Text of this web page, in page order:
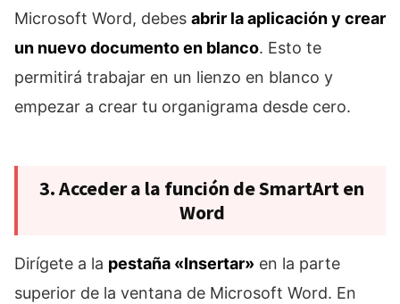
Microsoft Word, debes abrir la aplicación y crear
un nuevo documento en blanco. Esto te
permitirá trabajar en un lienzo en blanco y
empezar a crear tu organigrama desde cero.
3. Acceder a la función de SmartArt en
Word
Dirígete a la pestaña «Insertar» en la parte
superior de la ventana de Microsoft Word. En